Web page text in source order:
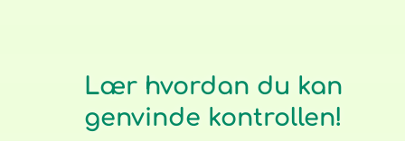
Lær hvordan du kan
genvinde kontrollen!